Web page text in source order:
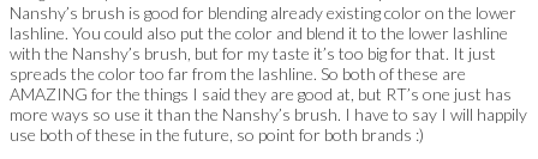
Nanshy’s brush is good for blending already existing color on the lower
lashline. You could also put the color and blend it to the lower lashline
with the Nanshy’s brush, but for my taste it’s too big for that. It just
spreads the color too far from the lashline. So both of these are
AMAZING for the things I said they are good at, but RT’s one just has
more ways so use it than the Nanshy’s brush. I have to say I will happily
use both of these in the future, so point for both brands :)